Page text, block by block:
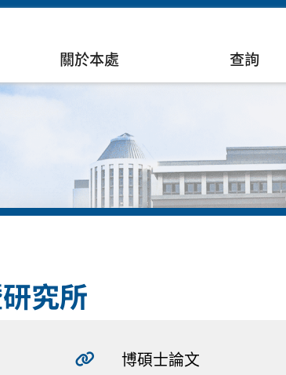
關於本處 查詢
究所
博碩士論文